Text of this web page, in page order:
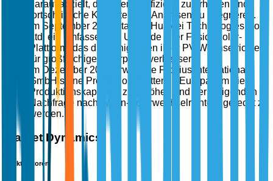
darauf abzielt, die Energieeffizienz zu erhöhen und
fortschrittliche KI-gesteuerte Analysen zu integrieren.
Im September 2025 startete Huawei Technologies Co.,
Ltd. ein umfassendes Upgrade ihrer FusionSolar-
Plattform, das die Fähigkeiten ihrer PV-Wechselrichter
für großflächige Solarparks verbessert.
Im Dezember 2025 erweiterte Fronius International
GmbH seine Produktionsstätten in Europa, um die
Produktionskapazität zu erhöhen und der steigenden
Nachfrage nach Wohn-Solarwechselrichtern gerecht zu
werden.
Market Dynamics
Marktfaktoren